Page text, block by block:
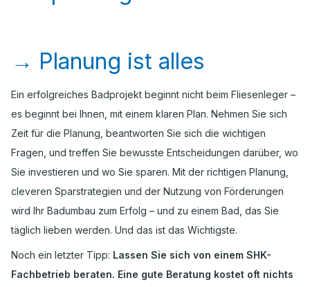
→ Planung ist alles
Ein erfolgreiches Badprojekt beginnt nicht beim Fliesenleger –
es beginnt bei Ihnen, mit einem klaren Plan. Nehmen Sie sich
Zeit für die Planung, beantworten Sie sich die wichtigen
Fragen, und treffen Sie bewusste Entscheidungen darüber, wo
Sie investieren und wo Sie sparen. Mit der richtigen Planung,
cleveren Sparstrategien und der Nutzung von Förderungen
wird Ihr Badumbau zum Erfolg – und zu einem Bad, das Sie
täglich lieben werden. Und das ist das Wichtigste.
Noch ein letzter Tipp: Lassen Sie sich von einem SHK-
Fachbetrieb beraten. Eine gute Beratung kostet oft nichts